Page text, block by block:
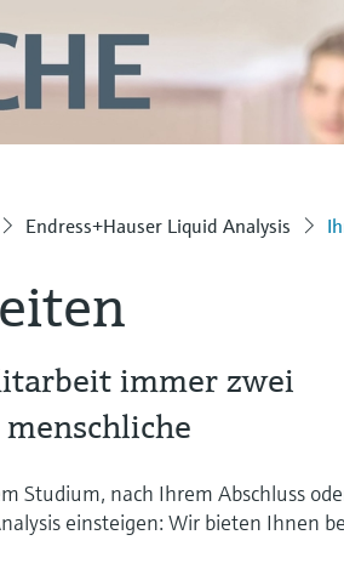
Endress+Hauser Liquid Analysis
immer zwei
Studium, nach Ihrem Abschluss
einsteigen: Wir bieten Ihnen